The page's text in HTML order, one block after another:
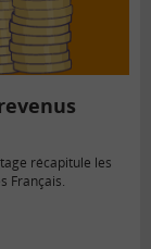
récapitule les
Français.